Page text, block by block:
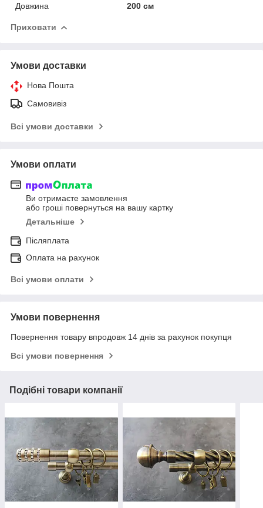
Довжина
200 см
Приховати
Умови доставки
Нова Пошта
Самовивіз
Всі умови доставки
Умови оплати
Ви отримаєте замовлення
або гроші повернуться на вашу картку
Детальніше
Післяплата
Оплата на рахунок
Всі умови оплати
Умови повернення
Повернення товару впродовж 14 днів за рахунок покупця
Всі умови повернення
Подібні товари компанії